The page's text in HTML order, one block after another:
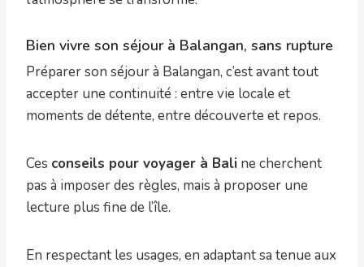
Bien vivre son séjour à Balangan, sans rupture
Préparer son séjour à Balangan, c’est avant tout
accepter une continuité : entre vie locale et
moments de détente, entre découverte et repos.
Ces conseils pour voyager à Bali ne cherchent
pas à imposer des règles, mais à proposer une
lecture plus fine de l’île.
En respectant les usages, en adaptant sa tenue aux